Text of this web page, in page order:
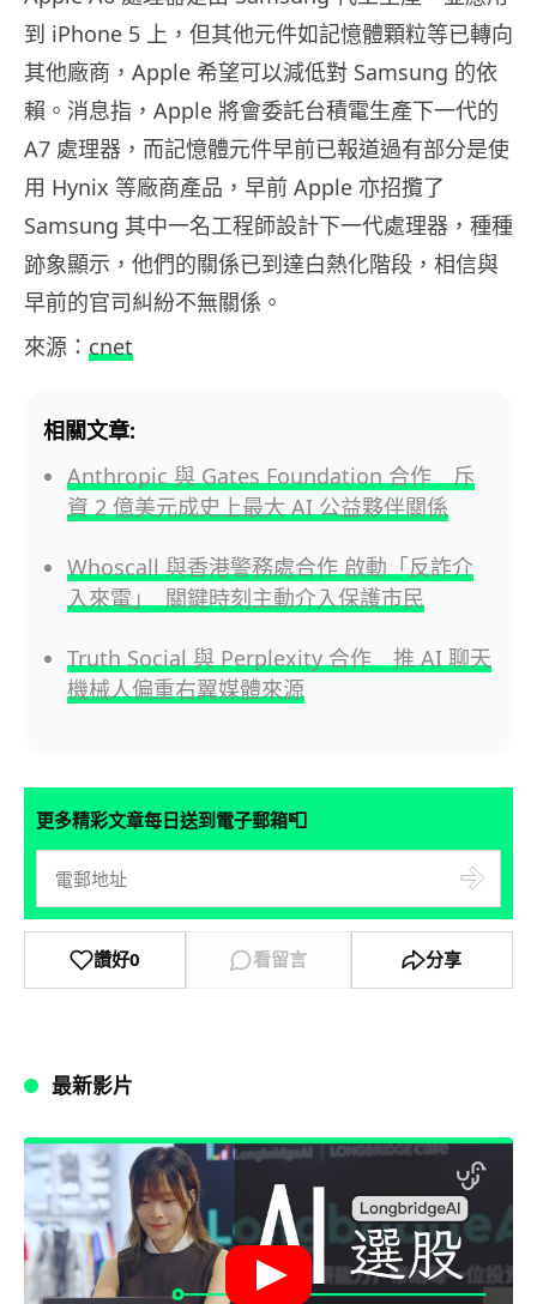
到 iPhone 5 上，但其他元件如記憶體顆粒等已轉向
其他廠商，Apple 希望可以減低對 Samsung 的依
賴。消息指，Apple 將會委託台積電生產下一代的
A7 處理器，而記憶體元件早前已報道過有部分是使
用 Hynix 等廠商產品，早前 Apple 亦招攬了
Samsung 其中一名工程師設計下一代處理器，種種
跡象顯示，他們的關係已到達白熱化階段，相信與
早前的官司糾紛不無關係。
來源： cnet
相關文章:
Anthropic 與 Gates Foundation 合作 斥
資 2 億美元成史上最大 AI 公益夥伴關係
Whoscall 與香港警務處合作 啟動「反詐介
入來電」 關鍵時刻主動介入保護市民
Truth Social 與 Perplexity 合作 推 AI 聊天
機械人偏重右翼媒體來源
更多精彩文章每日送到電子郵箱📮
讚好0 看留言 分享
最新影片